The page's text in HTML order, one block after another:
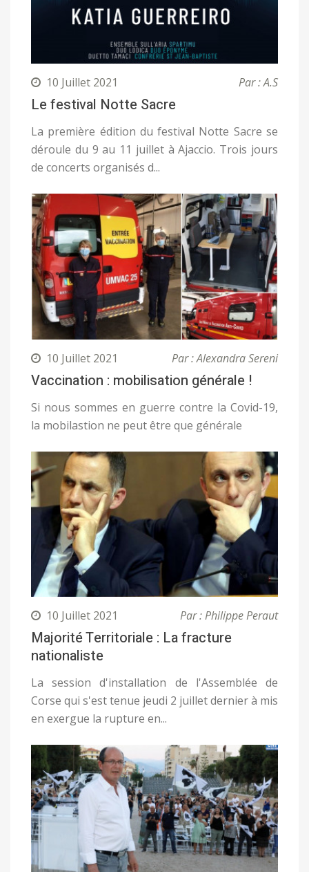
10 Juillet 2021 Par : A.S
Le festival Notte Sacre
La première édition du festival Notte Sacre se
déroule du 9 au 11 juillet à Ajaccio. Trois jours
de concerts organisés d...
10 Juillet 2021 Par : Alexandra Sereni
Vaccination : mobilisation générale !
Si nous sommes en guerre contre la Covid-19,
la mobilastion ne peut être que générale
10 Juillet 2021 Par : Philippe Peraut
Majorité Territoriale : La fracture
nationaliste
La session d'installation de l'Assemblée de
Corse qui s'est tenue jeudi 2 juillet dernier à mis
en exergue la rupture en...